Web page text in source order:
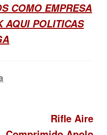
COMO EMPRESA
AQUI POLITICAS
Siguiente:
Rifle Aire